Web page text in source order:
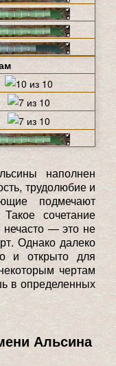
наполнен
трудолюбие и
подмечают
сочетание
нечасто — это не
Однако далеко
и открыто для
чертам
в определенных
Альсина